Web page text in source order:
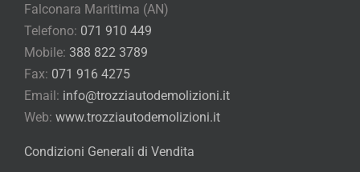
Falconara Marittima (AN)
Telefono: 071 910 449
Mobile: 388 822 3789
Fax: 071 916 4275
Email: info@trozziautodemolizioni.it
Web: www.trozziautodemolizioni.it
Condizioni Generali di Vendita